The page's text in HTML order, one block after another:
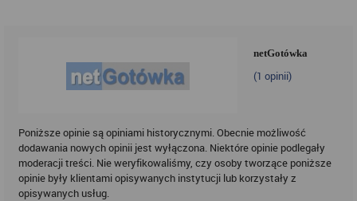
netGotówka
(1 opinii)
Poniższe opinie są opiniami historycznymi. Obecnie możliwość
dodawania nowych opinii jest wyłączona. Niektóre opinie podlegały
moderacji treści. Nie weryfikowaliśmy, czy osoby tworzące poniższe
opinie były klientami opisywanych instytucji lub korzystały z
opisywanych usług.